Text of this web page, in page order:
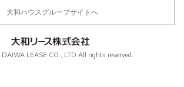
大和ハウスグループサイトへ
DAIWA LEASE CO., LTD All rights reserved.